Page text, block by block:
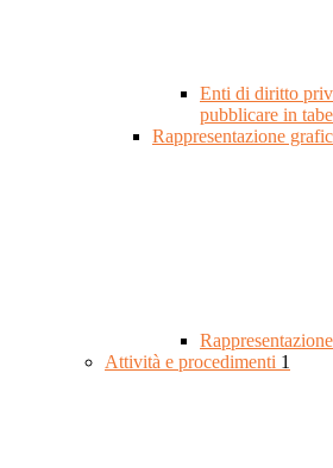
Enti di diritto
pubblicare in
Rappresentazione
Attività e procedimenti 1